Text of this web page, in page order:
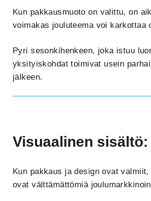
Kun pakkausmuoto on valittu, on
voimakas jouluteema voi karkottaa
Pyri sesonkihenkeen, joka istuu
yksityiskohdat toimivat usein
jälkeen.
Visuaalinen
Kun pakkaus ja design ovat
ovat välttämättömiä